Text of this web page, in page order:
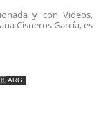
y con Videos,
Cisneros García, es
ARG